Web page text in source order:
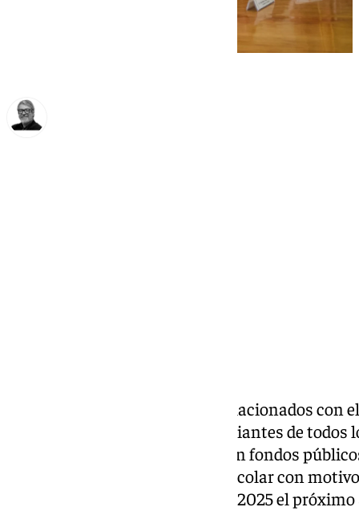
Concursos, música y talleres relacionados con
actividades dirigidas a los estudiantes de todos
centros docentes sostenidos con fondos
organizarán durante el curso escolar con
ceremonia de los Premios Goya 2025 el